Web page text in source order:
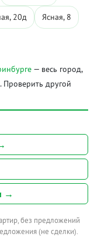
20д Ясная, 8
— весь город,
Проверить другой
→
без предложений
(не сделки).